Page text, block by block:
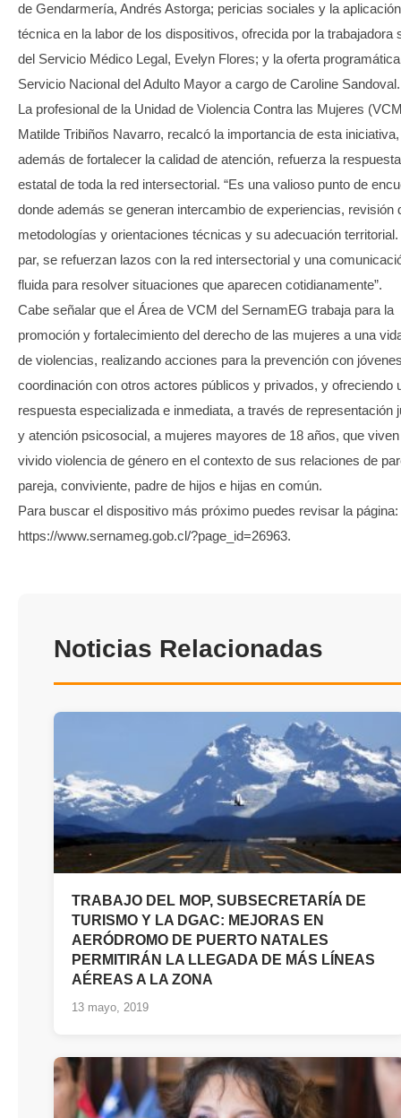
de Gendarmería, Andrés Astorga; pericias sociales y la aplicación
técnica en la labor de los dispositivos, ofrecida por la trabajadora
del Servicio Médico Legal, Evelyn Flores; y la oferta
Servicio Nacional del Adulto Mayor a cargo de Caroline Sandoval.
La profesional de la Unidad de Violencia Contra las Mujeres
Matilde Tribiños Navarro, recalcó la importancia de esta
además de fortalecer la calidad de atención, refuerza la respuesta
estatal de toda la red intersectorial. “Es una valioso punto de
donde además se generan intercambio de experiencias, revisión
metodologías y orientaciones técnicas y su adecuación territorial.
par, se refuerzan lazos con la red intersectorial y una
fluida para resolver situaciones que aparecen cotidianamente”.
Cabe señalar que el Área de VCM del SernamEG trabaja para la
promoción y fortalecimiento del derecho de las mujeres a una
de violencias, realizando acciones para la prevención con
coordinación con otros actores públicos y privados, y ofreciendo
respuesta especializada e inmediata, a través de representación
y atención psicosocial, a mujeres mayores de 18 años, que
vivido violencia de género en el contexto de sus relaciones de
pareja, conviviente, padre de hijos e hijas en común.
Para buscar el dispositivo más próximo puedes revisar la página:
https://www.sernameg.gob.cl/?page_id=26963.
Noticias Relacionadas
TRABAJO DEL MOP, SUBSECRETARÍA DE
TURISMO Y LA DGAC: MEJORAS EN
AERÓDROMO DE PUERTO NATALES
PERMITIRÁN LA LLEGADA DE MÁS LÍNEAS
AÉREAS A LA ZONA
13 mayo, 2019